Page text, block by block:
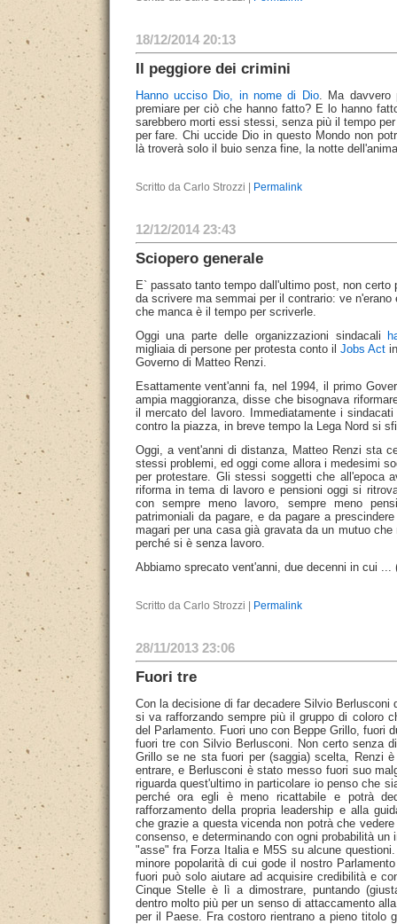
18/12/2014 20:13
Il peggiore dei crimini
Hanno ucciso Dio, in nome di Dio. Ma davvero
premiare per ciò che hanno fatto? E lo hanno
sarebbero morti essi stessi, senza più il tempo
per fare. Chi uccide Dio in questo Mondo non
là troverà solo il buio senza fine, la notte
Scritto da Carlo Strozzi | Permalink
12/12/2014 23:43
Sciopero generale
E` passato tanto tempo dall'ultimo post, non
da scrivere ma semmai per il contrario: ve n'erano
che manca è il tempo per scriverle.
Oggi una parte delle organizzazioni sindacali
migliaia di persone per protesta conto ilJobs Act
Governo di Matteo Renzi.
Esattamente vent'anni fa, nel 1994, il primo
ampia maggioranza, disse che bisognava
il mercato del lavoro. Immediatamente i
contro la piazza, in breve tempo la Lega Nord si
Oggi, a vent'anni di distanza, Matteo Renzi sta
stessi problemi, ed oggi come allora i medesimi
per protestare. Gli stessi soggetti che all'epoca
riforma in tema di lavoro e pensioni oggi si
con sempre meno lavoro, sempre meno
patrimoniali da pagare, e da pagare a
magari per una casa già gravata da un mutuo
perché si è senza lavoro.
Abbiamo sprecato vent'anni, due decenni in cui ...
Scritto da Carlo Strozzi | Permalink
28/11/2013 23:06
Fuori tre
Con la decisione di far decadere Silvio Berlusconi
si va rafforzando sempre più il gruppo di coloro
del Parlamento. Fuori uno con Beppe Grillo, fuori
fuori tre con Silvio Berlusconi. Non certo senza
Grillo se ne sta fuori per (saggia) scelta, Renzi
entrare, e Berlusconi è stato messo fuori suo
riguarda quest'ultimo in particolare io penso che
perché ora egli è meno ricattabile e potrà
rafforzamento della propria leadership e alla
che grazie a questa vicenda non potrà che
consenso, e determinando con ogni probabilità un
"asse" fra Forza Italia e M5S su alcune
minore popolarità di cui gode il nostro
fuori può solo aiutare ad acquisire credibilità e
Cinque Stelle è lì a dimostrare, puntando
dentro molto più per un senso di attaccamento
per il Paese. Fra costoro rientrano a pieno titolo